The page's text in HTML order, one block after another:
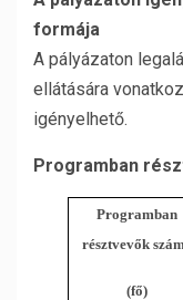
formája
A pályázaton
ellátására
igényelhető.
Programban
Programban
résztvevők
(fő)